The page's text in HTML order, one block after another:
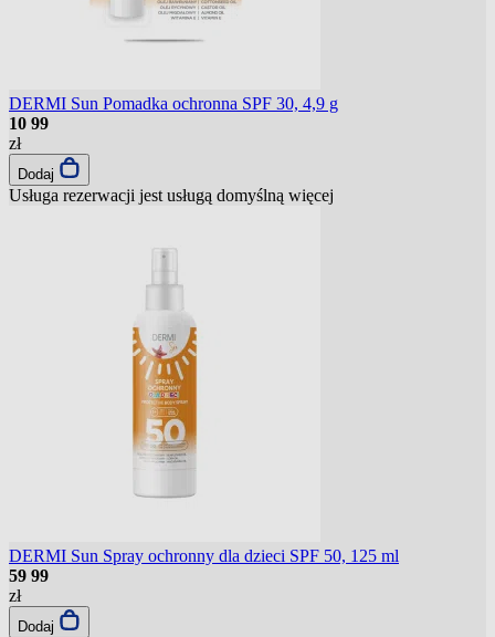
DERMI Sun Pomadka ochronna SPF 30, 4,9 g
10 99
zł
Dodaj
Usługa rezerwacji jest usługą domyślną więcej
DERMI Sun Spray ochronny dla dzieci SPF 50, 125 ml
59 99
zł
Dodaj